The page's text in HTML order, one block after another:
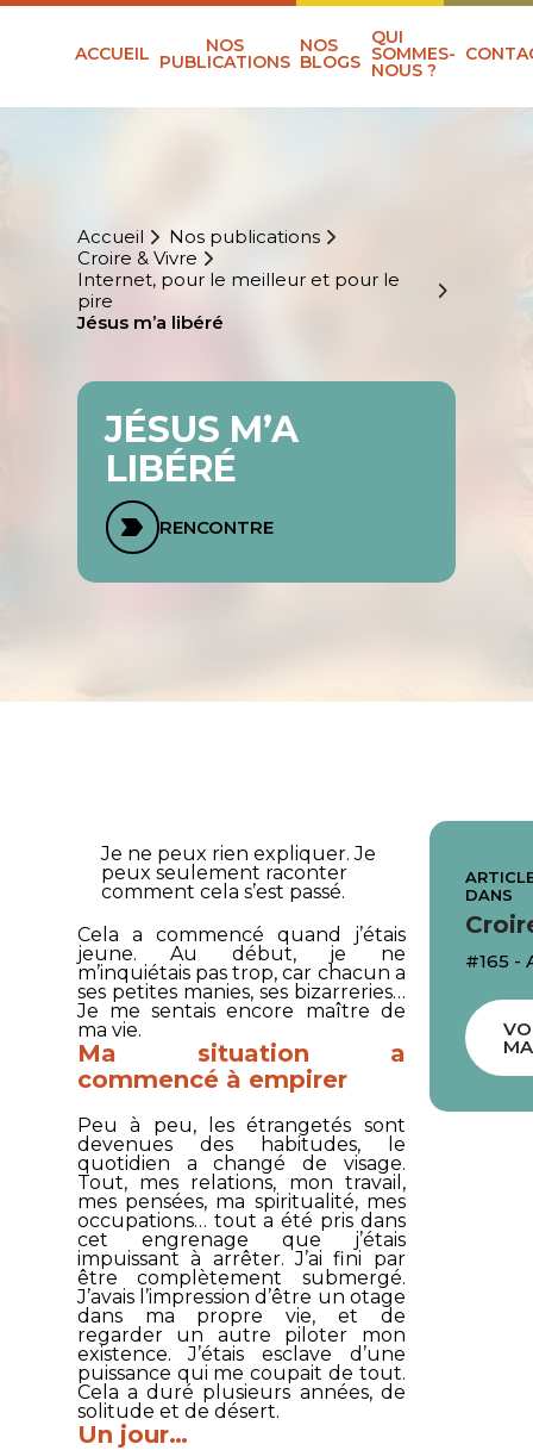
ACCUEIL NOS
PUBLICATIONS
NOS
BLOGS
QUI
SOMMES-
NOUS ?
Accueil
Nos publications
Croire & Vivre
Internet, pour le meilleur et pour le
pire
Jésus m’a libéré
JÉSUS M’A
LIBÉRÉ
RENCONTRE
Je ne peux rien expliquer. Je
peux seulement raconter
comment cela s’est passé.
Cela a commencé quand j’étais
jeune. Au début, je ne
m’inquiétais pas trop, car chacun a
ses petites manies, ses bizarreries…
Je me sentais encore maître de
ma vie.
Ma situation a
commencé à empirer
Peu à peu, les étrangetés sont
devenues des habitudes, le
quotidien a changé de visage.
Tout, mes relations, mon travail,
mes pensées, ma spiritualité, mes
occupations… tout a été pris dans
cet engrenage que j’étais
impuissant à arrêter. J’ai fini par
être complètement submergé.
J’avais l’impression d’être un otage
dans ma propre vie, et de
regarder un autre piloter mon
existence. J’étais esclave d’une
puissance qui me coupait de tout.
Cela a duré plusieurs années, de
solitude et de désert.
Un jour…
DANS
#165 -